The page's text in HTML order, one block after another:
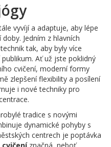
vyvíjí a adaptuje, aby lépe
Jedním z hlavních
tak, aby byly více
Ať už jste poklidný
cvičení, moderní formy
zlepšení flexibility a posílení
i nové techniky pro
tradice s novými
dynamické pohyby s
centrech je poptávka